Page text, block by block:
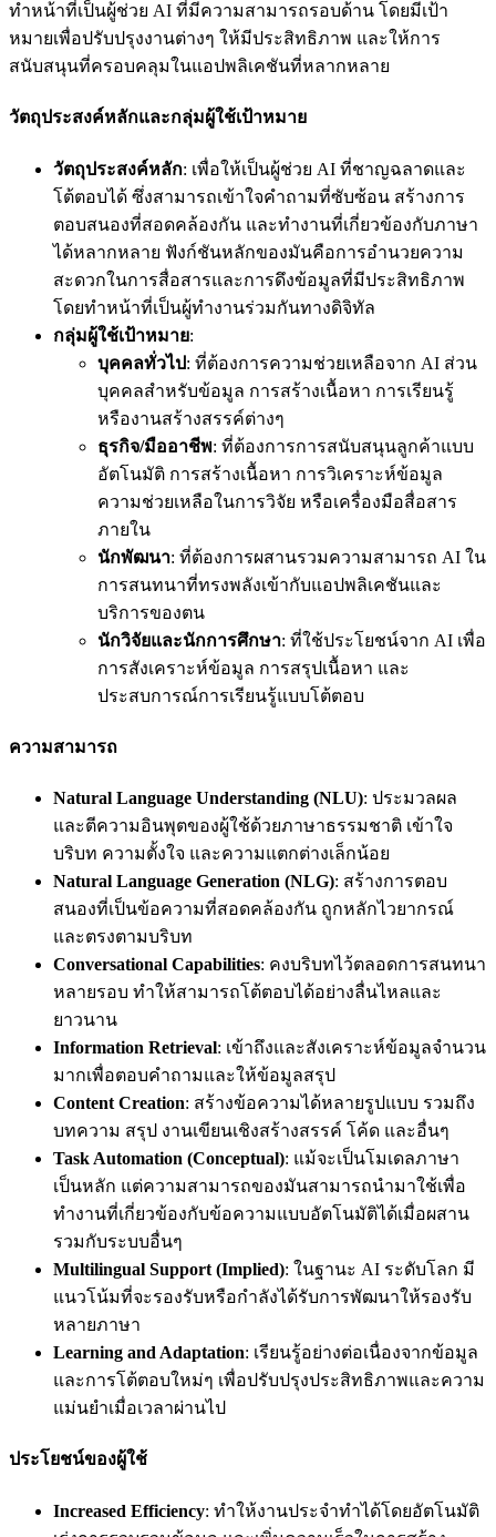
ทำหน้าที่เป็นผู้ช่วย AI ที่มีความสามารถรอบด้าน โดยมีเป้า
หมายเพื่อปรับปรุงงานต่างๆ ให้มีประสิทธิภาพ และให้การ
สนับสนุนที่ครอบคลุมในแอปพลิเคชันที่หลากหลาย
วัตถุประสงค์หลักและกลุ่มผู้ใช้เป้าหมาย
วัตถุประสงค์หลัก: เพื่อให้เป็นผู้ช่วย AI ที่ชาญฉลาดและ
โต้ตอบได้ ซึ่งสามารถเข้าใจคำถามที่ซับซ้อน สร้างการ
ตอบสนองที่สอดคล้องกัน และทำงานที่เกี่ยวข้องกับภาษา
ได้หลากหลาย ฟังก์ชันหลักของมันคือการอำนวยความ
สะดวกในการสื่อสารและการดึงข้อมูลที่มีประสิทธิภาพ
โดยทำหน้าที่เป็นผู้ทำงานร่วมกันทางดิจิทัล
กลุ่มผู้ใช้เป้าหมาย:
บุคคลทั่วไป: ที่ต้องการความช่วยเหลือจาก AI ส่วน
บุคคลสำหรับข้อมูล การสร้างเนื้อหา การเรียนรู้
หรืองานสร้างสรรค์ต่างๆ
ธุรกิจ/มืออาชีพ: ที่ต้องการการสนับสนุนลูกค้าแบบ
อัตโนมัติ การสร้างเนื้อหา การวิเคราะห์ข้อมูล
ความช่วยเหลือในการวิจัย หรือเครื่องมือสื่อสาร
ภายใน
นักพัฒนา: ที่ต้องการผสานรวมความสามารถ AI ใน
การสนทนาที่ทรงพลังเข้ากับแอปพลิเคชันและ
บริการของตน
นักวิจัยและนักการศึกษา: ที่ใช้ประโยชน์จาก AI เพื่อ
การสังเคราะห์ข้อมูล การสรุปเนื้อหา และ
ประสบการณ์การเรียนรู้แบบโต้ตอบ
ความสามารถ
Natural Language Understanding (NLU): ประมวลผล
และตีความอินพุตของผู้ใช้ด้วยภาษาธรรมชาติ เข้าใจ
บริบท ความตั้งใจ และความแตกต่างเล็กน้อย
Natural Language Generation (NLG): สร้างการตอบ
สนองที่เป็นข้อความที่สอดคล้องกัน ถูกหลักไวยากรณ์
และตรงตามบริบท
Conversational Capabilities: คงบริบทไว้ตลอดการสนทนา
หลายรอบ ทำให้สามารถโต้ตอบได้อย่างลื่นไหลและ
ยาวนาน
Information Retrieval: เข้าถึงและสังเคราะห์ข้อมูลจำนวน
มากเพื่อตอบคำถามและให้ข้อมูลสรุป
Content Creation: สร้างข้อความได้หลายรูปแบบ รวมถึง
บทความ สรุป งานเขียนเชิงสร้างสรรค์ โค้ด และอื่นๆ
Task Automation (Conceptual): แม้จะเป็นโมเดลภาษา
เป็นหลัก แต่ความสามารถของมันสามารถนำมาใช้เพื่อ
ทำงานที่เกี่ยวข้องกับข้อความแบบอัตโนมัติได้เมื่อผสาน
รวมกับระบบอื่นๆ
Multilingual Support (Implied): ในฐานะ AI ระดับโลก มี
แนวโน้มที่จะรองรับหรือกำลังได้รับการพัฒนาให้รองรับ
หลายภาษา
Learning and Adaptation: เรียนรู้อย่างต่อเนื่องจากข้อมูล
และการโต้ตอบใหม่ๆ เพื่อปรับปรุงประสิทธิภาพและความ
แม่นยำเมื่อเวลาผ่านไป
ประโยชน์ของผู้ใช้
Increased Efficiency: ทำให้งานประจำทำได้โดยอัตโนมัติ